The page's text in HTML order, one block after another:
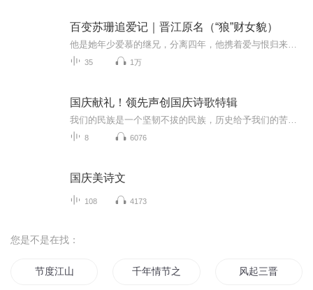
百变苏珊追爱记｜晋江原名（“狼”财女貌）
35 1万
国庆献礼！领先声创国庆诗歌特辑
8 6076
国庆美诗文
108 4173
您是不是在找：
节度江山 千年情节之三生三世 风起三晋